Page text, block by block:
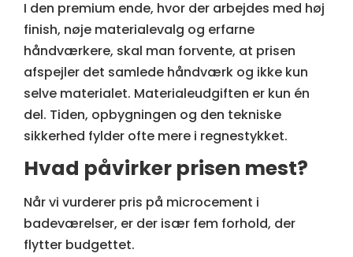
I den premium ende, hvor der arbejdes med høj
finish, nøje materialevalg og erfarne
håndværkere, skal man forvente, at prisen
afspejler det samlede håndværk og ikke kun
selve materialet. Materialeudgiften er kun én
del. Tiden, opbygningen og den tekniske
sikkerhed fylder ofte mere i regnestykket.
Hvad påvirker prisen mest?
Når vi vurderer pris på microcement i
badeværelser, er der især fem forhold, der
flytter budgettet.